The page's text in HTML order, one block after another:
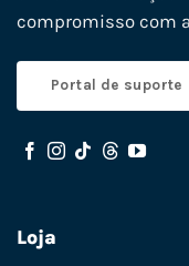
compromisso com
Portal de suporte
Loja